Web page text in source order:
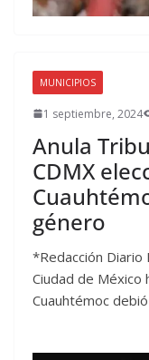
MUNICIPIOS
1 septiembre, 2024
Anula
CDMX
género
*Redacción Diario
Ciudad de México
Cuauhtémoc debió